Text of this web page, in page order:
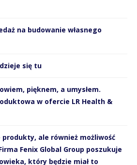
na budowanie własnego
się tu
pięknem, a umysłem.
w ofercie LR Health &
ale również możliwość
Fenix Global Group poszukuje
który będzie miał to